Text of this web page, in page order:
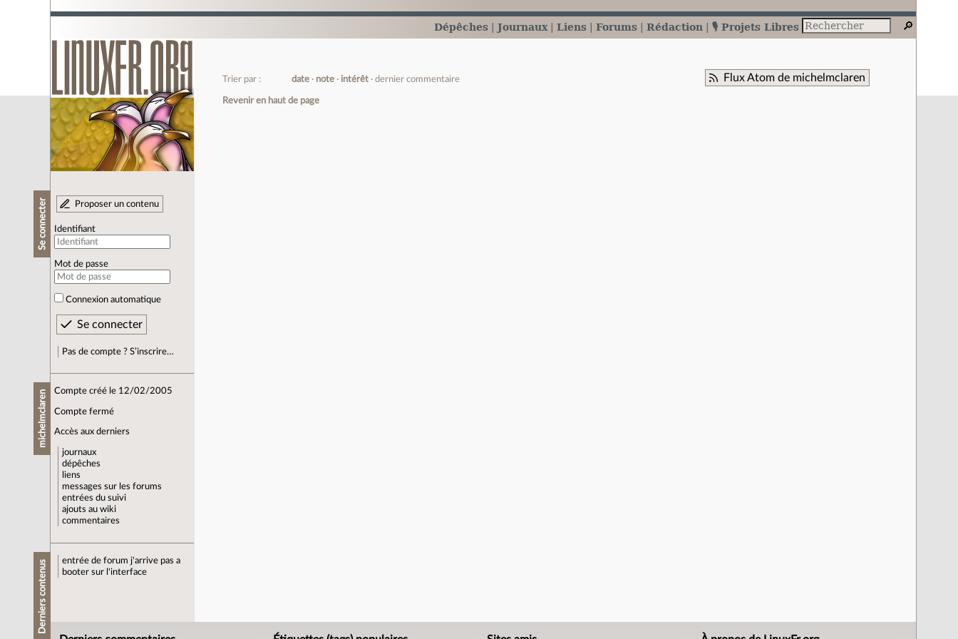
Dépêches Journaux Liens Forums Rédaction 🎙️ Projets Libres
Se connecter Proposer un contenu
Identifiant
Mot de passe
Connexion automatique
Pas de compte ? S’inscrire…
michelmclaren Compte créé le 12/02/2005
Compte fermé
Accès aux derniers
journaux
dépêches
liens
messages sur les forums
entrées du suivi
ajouts au wiki
commentaires
Derniers contenus entrée de forum j'arrive pas a
booter sur l'interface
Flux Atom de michelmclaren
Trier par : date note intérêt dernier commentaire
Revenir en haut de page